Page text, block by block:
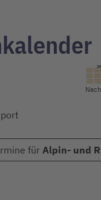
fürAlpin- und